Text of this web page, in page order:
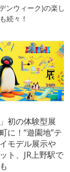
ンウィーク)の楽し
続々！
初の体験型展
に！“遊園地”テ
モデル展示や
ト、JR上野駅で